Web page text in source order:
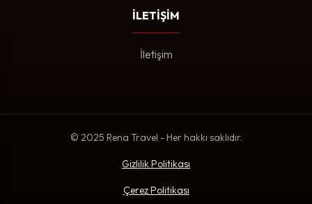
İLETİŞİM
İletişim
© 2025 Rena Travel - Her hakkı saklıdır.
Gizlilik Politikası
Çerez Politikası